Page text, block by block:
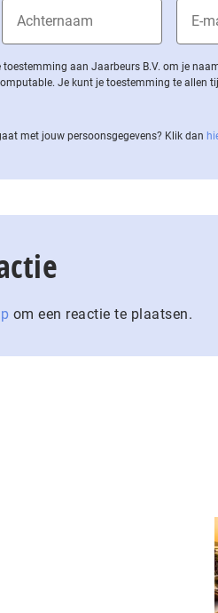
aan Jaarbeurs B.V. om je
Je kunt je toestemming te allen
met jouw per­soons­ge­ge­vens? Klik dan
om een reactie te plaatsen.